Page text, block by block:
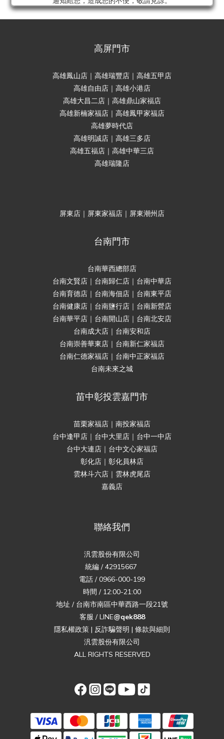
高屏門市
高雄鳳山店｜高雄瑞豐店｜高雄五甲店
高雄自由店｜高雄小港店
高雄大昌二店｜高雄鼎山家福店
高雄新楠家福店｜高雄鳳甲家福店
高雄夢時代店
高雄明誠店｜高雄三多店
高雄五福店｜高雄中華三店
高雄瑞隆店
屏東店｜屏東家福店｜屏東潮州店
台南門市
台南華西總部店
台南文賢店｜台南歸仁店｜台南中華店
台南育德店｜台南海佃店｜台南東平店
台南健康店｜台南鹽行店｜台南新營店
台南華平店｜台南開山店｜台南北安店
台南成大店｜台南安和店
台南崇善華東店｜台南新仁家福店
台南仁德家福店｜台南中正家福店
台南未來之城
苗中彰投雲嘉門市
苗栗家福店｜南投家福店
台中逢甲店｜台中大里店｜台中一中店
台中大連店｜台中文心家福店
彰化店｜彰化員林店
雲林斗六店｜雲林虎尾店
嘉義店
聯絡我們
汎雲股份有限公司
統編 / 42915667
電話 / 0966-000-199
時間 / 12:00-21:00
地址 / 台南市南區中華西路一段21號
客服 / LINE@qek888
隱私權政策 | 反詐騙聲明 | 條款與細則
汎雲股份有限公司
ALL RIGHTS RESERVED